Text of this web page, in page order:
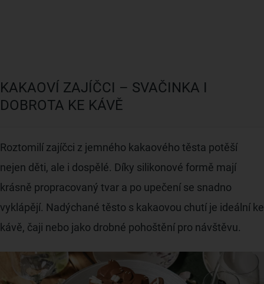
KAKAOVÍ ZAJÍČCI – SVAČINKA I
DOBROTA KE KÁVĚ
Roztomilí zajíčci z jemného kakaového těsta potěší
nejen děti, ale i dospělé. Díky silikonové formě mají
krásně propracovaný tvar a po upečení se snadno
vyklápějí. Nadýchané těsto s kakaovou chutí je ideální ke
kávě, čaji nebo jako drobné pohoštění pro návštěvu.